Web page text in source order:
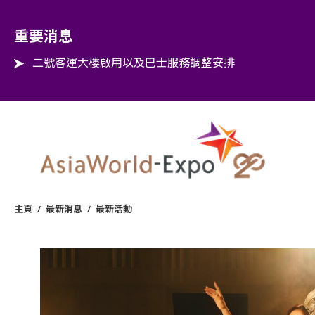
重要消息
二號客運大樓啟用以及巴士服務調整安排
主頁 / 最新消息 / 最新活動